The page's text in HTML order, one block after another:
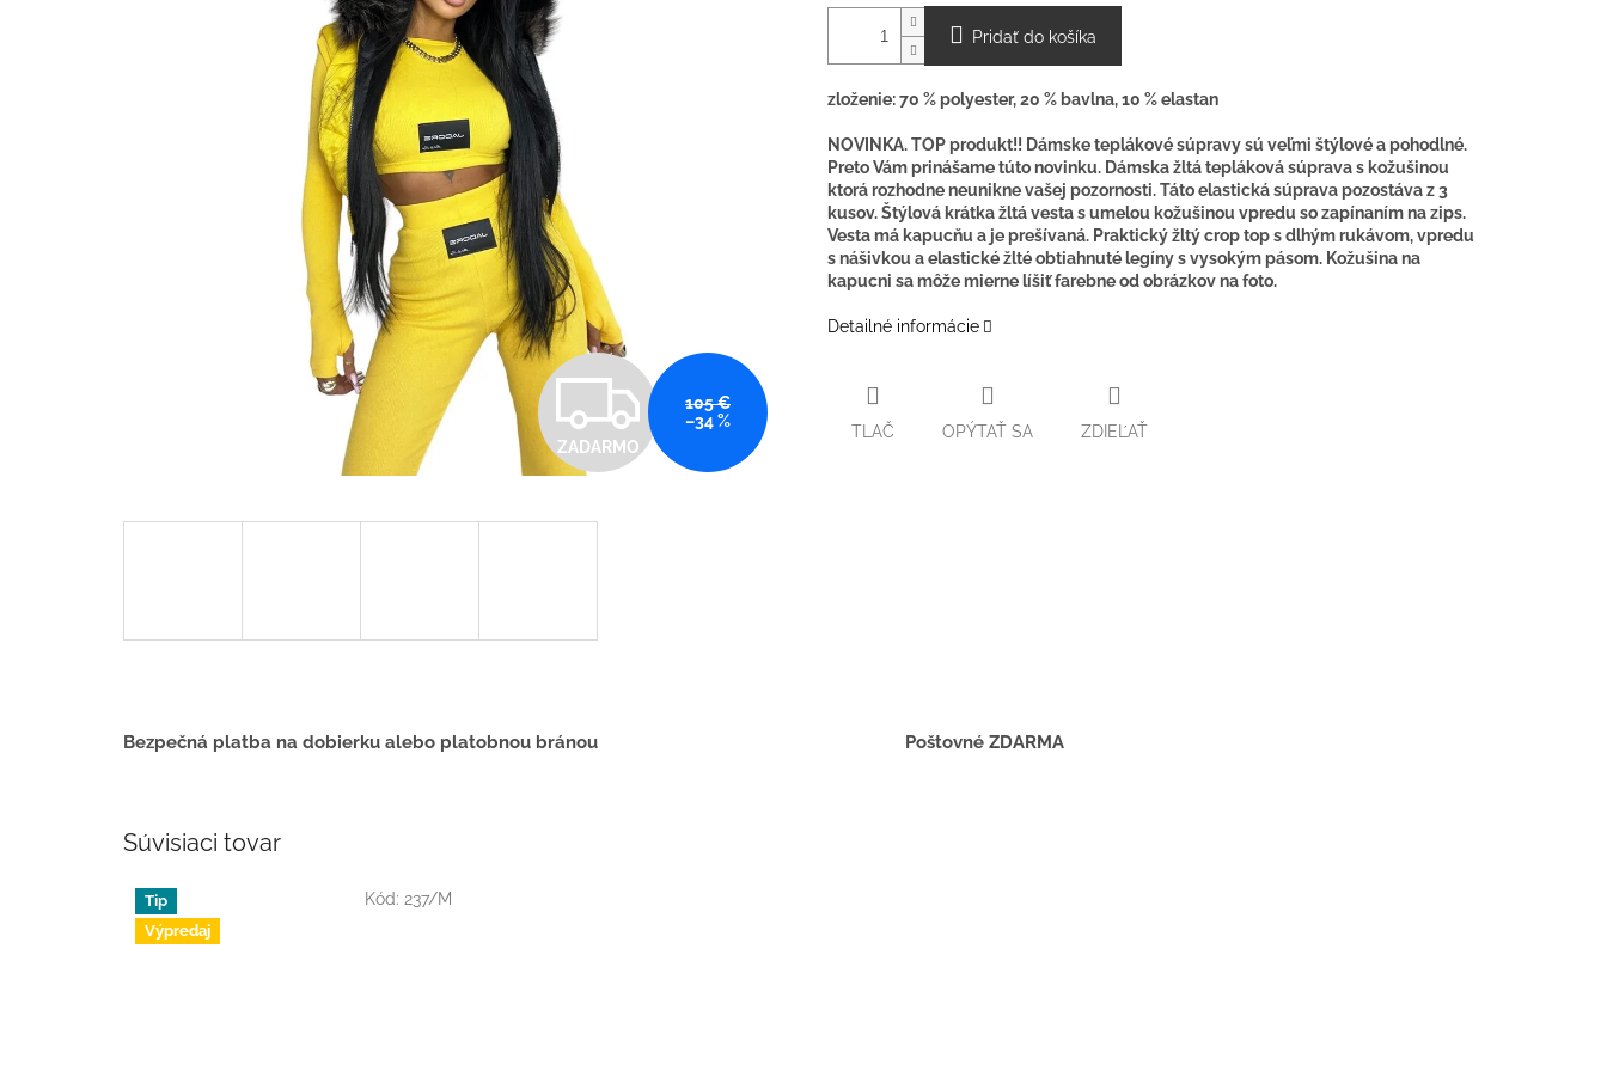
Z
A
ZADARMO
105 €
–34 %
Pridať do košíka
zloženie: 70 % polyester, 20 % bavlna, 10 % elastan
NOVINKA. TOP produkt!! Dámske teplákové súpravy sú veľmi štýlové a pohodlné.
Preto Vám prinášame túto novinku. Dámska žltá tepláková súprava s kožušinou
ktorá rozhodne neunikne vašej pozornosti. Táto elastická súprava pozostáva z 3
kusov. Štýlová krátka žltá vesta s umelou kožušinou vpredu so zapínaním na zips.
Vesta má kapucňu a je prešívaná. Praktický žltý crop top s dlhým rukávom, vpredu
s nášivkou a elastické žlté obtiahnuté legíny s vysokým pásom. Kožušina na
kapucni sa môže mierne líšiť farebne od obrázkov na foto.
Detailné informácie
TLAČ OPÝTAŤ SA ZDIEĽAŤ
Bezpečná platba na dobierku alebo platobnou bránou Poštovné ZDARMA
Súvisiaci tovar
Tip
Výpredaj
Kód: 237/M